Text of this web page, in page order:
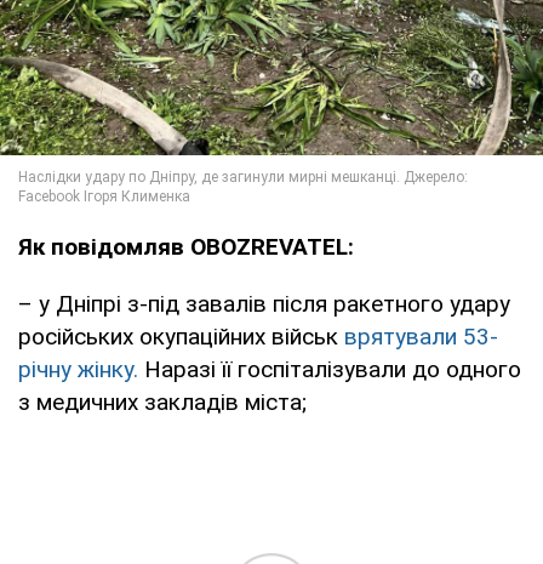
Як повідомляв OBOZREVATEL:
– у Дніпрі з-під завалів після ракетного удару
російських окупаційних військ врятували 53-
річну жінку. Наразі її госпіталізували до одного
з медичних закладів міста;